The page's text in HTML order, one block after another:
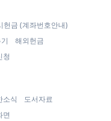
헌금 (계좌번호안내)
해외헌금
청
소식
도서자료
면